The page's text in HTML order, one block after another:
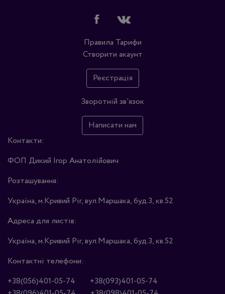
Правила Тарифи
Створити акаунт
Реєстрація
Зворотній зв'язок
Написати нам
Контакти:
ФОП Дикий Ігор Анатолійович
Розташування:
Україна, м.Кривий Ріг, вул.Маршака, буд.3, кв.52
Адреса для листів:
Україна, м.Кривий Ріг, вул.Маршака, буд.3, кв.52
Контактні телефони:
+38(056)401-05-74
+38(093)401-05-74